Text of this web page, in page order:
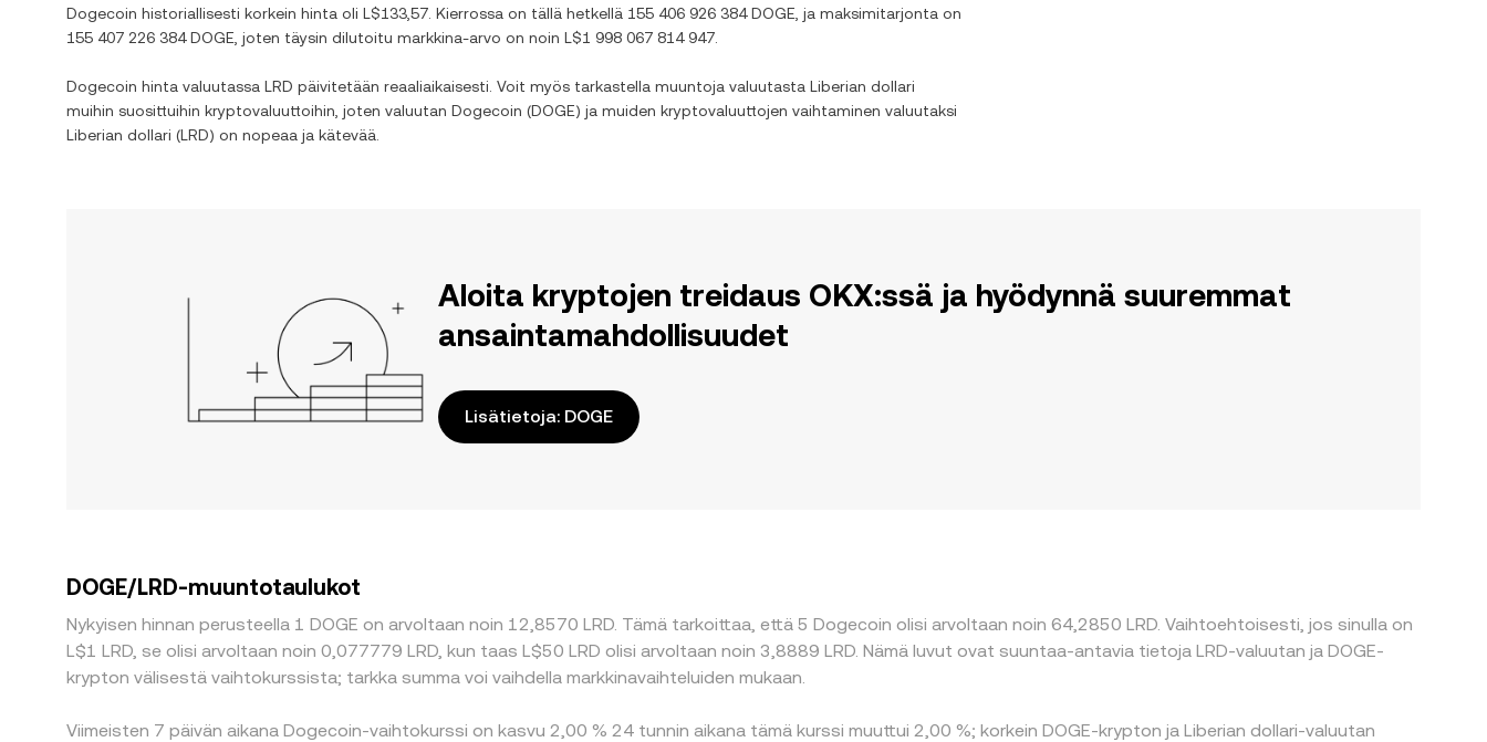
Dogecoin historiallisesti korkein hinta oli L$133,57 . Kierrossa on tällä hetkellä 155 406 926 384 DOGE , ja maksimitarjonta on
155 407 226 384 DOGE , joten täysin dilutoitu markkina-arvo on noin L$1 998 067 814 947
Dogecoin hinta valuutassa LRD päivitetään reaaliaikaisesti. Voit myös tarkastella muuntoja valuutasta Liberian dollari
muihin suosittuihin kryptovaluuttoihin, joten valuutan Dogecoin (DOGE) ja muiden kryptovaluuttojen vaihtaminen valuutaksi
Liberian dollari (LRD) on nopeaa ja kätevää.
Aloita kryptojen treidaus OKX:ssä ja hyödynnä suuremmat
ansaintamahdollisuudet
Lisätietoja: DOGE
DOGE/LRD-muuntotaulukot
Nykyisen hinnan perusteella 1 DOGE on arvoltaan noin 12,8570 LRD. Tämä tarkoittaa, että 5 Dogecoin olisi arvoltaan noin 64,2850 LRD. Vaihtoehtoisesti, jos sinulla on
L$1 LRD, se olisi arvoltaan noin 0,077779 LRD, kun taas L$50 LRD olisi arvoltaan noin 3,8889 LRD. Nämä luvut ovat suuntaa-antavia tietoja LRD-valuutan ja DOGE-
krypton välisestä vaihtokurssista; tarkka summa voi vaihdella markkinavaihteluiden mukaan.
Viimeisten 7 päivän aikana Dogecoin-vaihtokurssi on kasvu 2,00 % 24 tunnin aikana tämä kurssi muuttui 2,00 %; korkein DOGE-krypton ja Liberian dollari-valuutan